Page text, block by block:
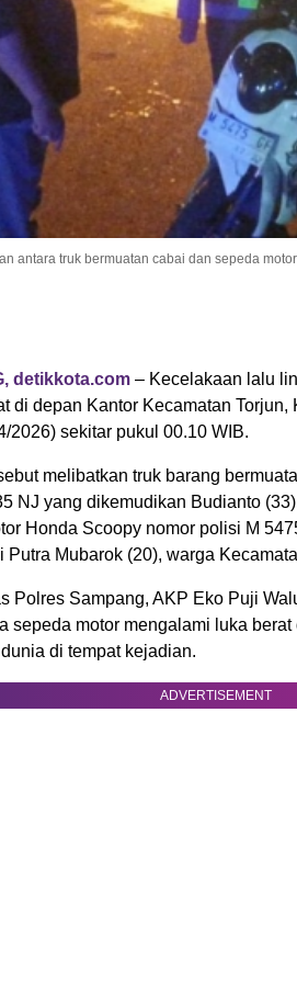
antara truk bermuatan cabai dan sepeda
detikkota.com – Kecelakaan lalu
di depan Kantor Kecamatan Torjun,
2026) sekitar pukul 00.10 WIB.
melibatkan truk barang
NJ yang dikemudikan Budianto
Honda Scoopy nomor polisi M
Putra Mubarok (20), warga
Polres Sampang, AKP Eko Puji
sepeda motor mengalami luka
di tempat kejadian.
ADVERTISEMENT